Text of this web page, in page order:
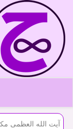
آیت الله العظمی